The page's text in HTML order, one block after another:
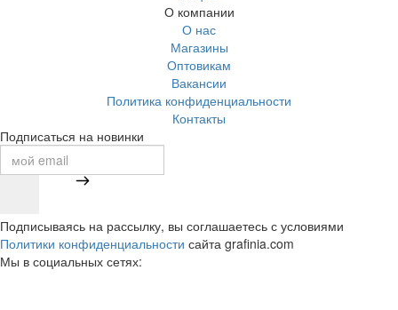
О компании
О нас
Магазины
Оптовикам
Вакансии
Политика конфиденциальности
Контакты
Подписаться на новинки
Подписываясь на рассылку, вы соглашаетесь с условиями
Политики конфиденциальности сайта grafinia.com
Мы в социальных сетях: